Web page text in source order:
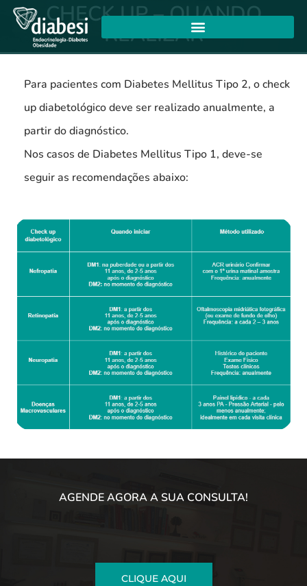
CHECK UP – QUANDO
REALIZAR
Para pacientes com Diabetes Mellitus Tipo 2, o check
up diabetológico deve ser realizado anualmente, a
partir do diagnóstico.
Nos casos de Diabetes Mellitus Tipo 1, deve-se
seguir as recomendações abaixo:
AGENDE AGORA A SUA CONSULTA!
CLIQUE AQUI